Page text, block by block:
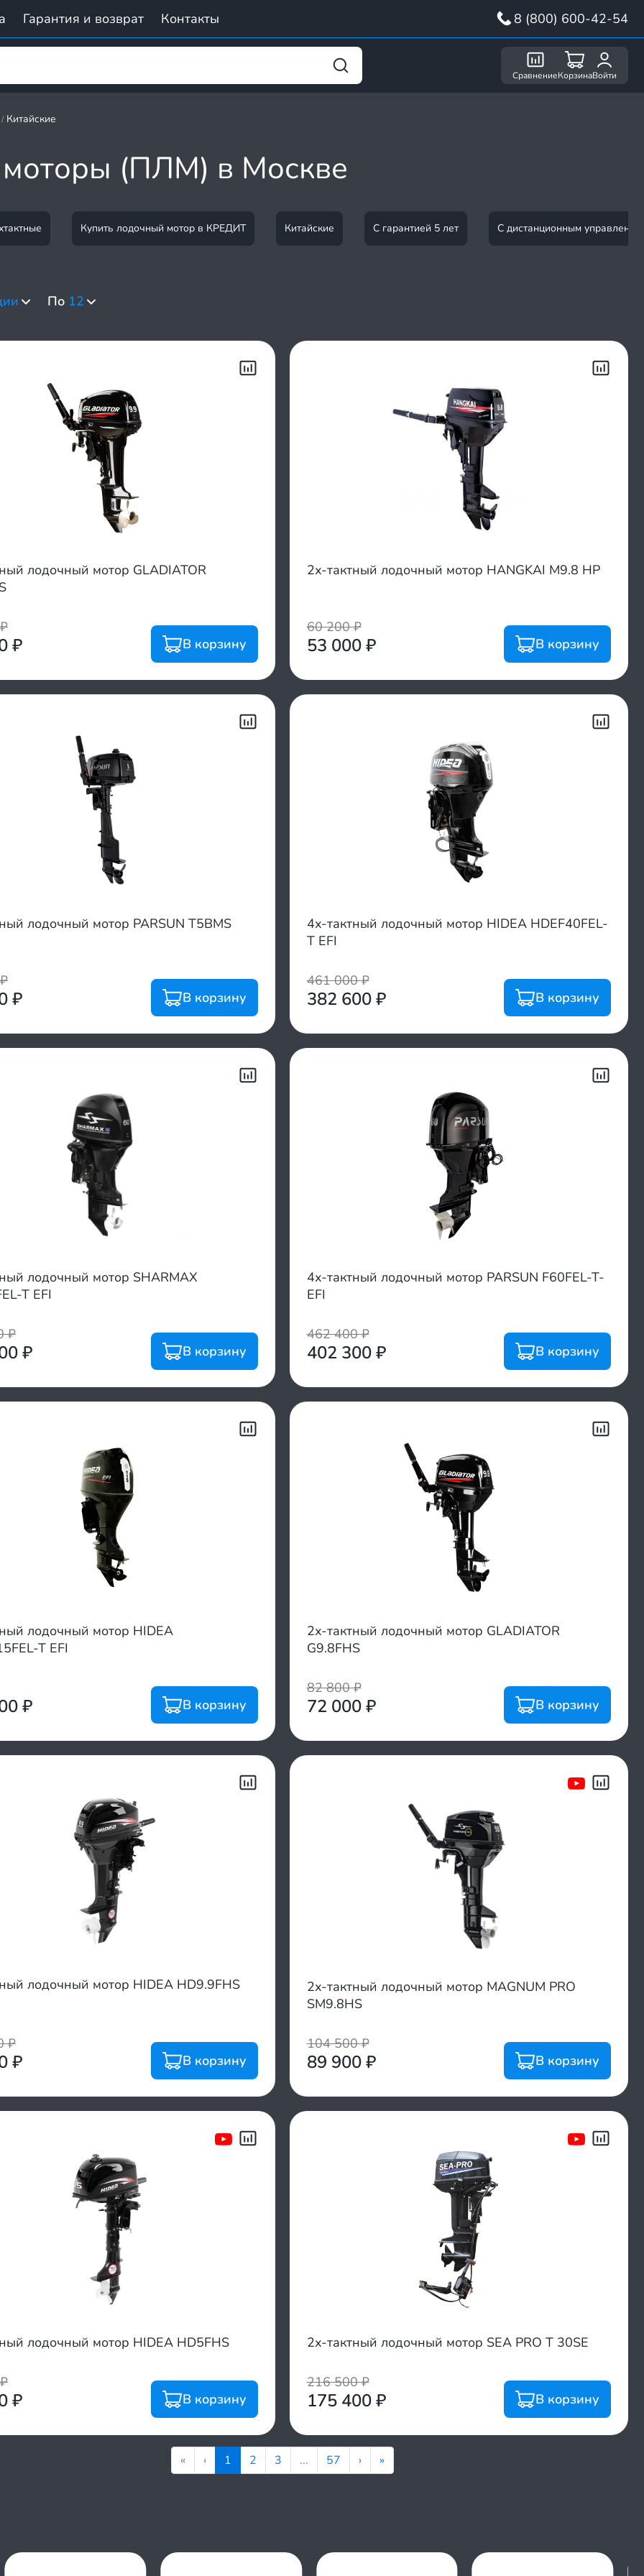
Гарантия и возврат Контакты 8 (800) 600-42-54
СравнениеКорзинаВойти
/ Китайские
(ПЛМ) в Москве
Купить лодочный мотор в КРЕДИТ Китайские С гарантией 5 лет С дистанционным
По 12
лодочный мотор GLADIATOR
₽
₽ В корзину
2х-тактный лодочный мотор HANGKAI M9.8 HP
60 200₽
53 000₽ В корзину
лодочный мотор PARSUN T5BMS
₽
₽ В корзину
4х-тактный лодочный мотор HIDEA HDEF40FEL-
T EFI
461 000₽
382 600₽ В корзину
лодочный мотор SHARMAX
T EFI
₽
₽ В корзину
4х-тактный лодочный мотор PARSUN F60FEL-T-
EFI
462 400₽
402 300₽ В корзину
лодочный мотор HIDEA
T EFI
₽ В корзину
2х-тактный лодочный мотор GLADIATOR
G9.8FHS
82 800₽
72 000₽ В корзину
лодочный мотор HIDEA HD9.9FHS
₽
₽ В корзину
2х-тактный лодочный мотор MAGNUM PRO
SM9.8HS
104 500₽
89 900₽ В корзину
лодочный мотор HIDEA HD5FHS
₽
₽ В корзину
2х-тактный лодочный мотор SEA PRO T 30SE
216 500₽
175 400₽ В корзину
« ‹ 1 2 3 ... 57 › »